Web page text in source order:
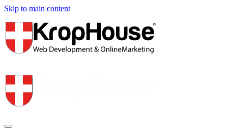
Skip to main content